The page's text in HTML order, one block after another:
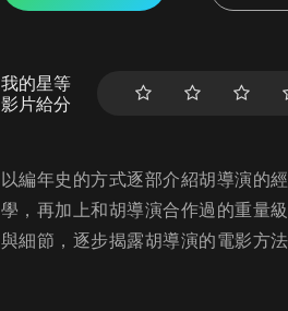
我的星等
影片給分
以編年史的方式逐部介紹胡導演的
學，再加上和胡導演合作過的重量
與細節，逐步揭露胡導演的電影方